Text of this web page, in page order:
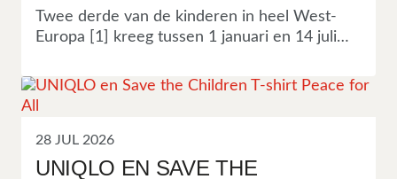
Twee derde van de kinderen in heel West-
Europa [1] kreeg tussen 1 januari en 14 juli
hittegolven*, terwijl de temperaturen de pan
uit rijzen en recordbrekende bosbranden
kinderen dat getroffen werd door extreme
hittegolven in de eerste helft van 2026 is drie
28 JUL 2026
UNIQLO EN SAVE THE